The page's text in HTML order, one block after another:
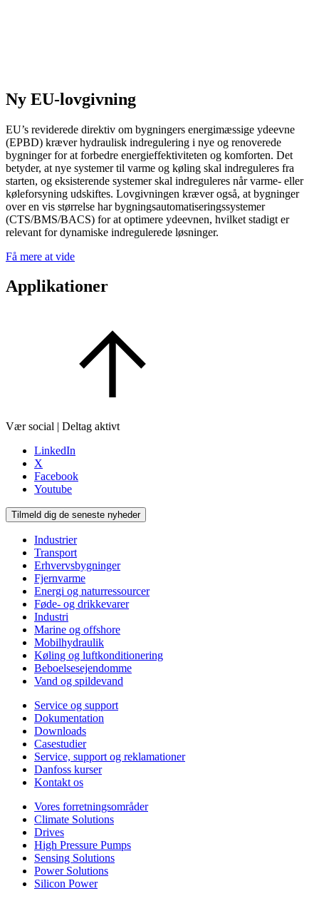
Ny EU-lovgivning
EU’s reviderede direktiv om bygningers energimæssige ydeevne
(EPBD) kræver hydraulisk indregulering i nye og renoverede
bygninger for at forbedre energieffektiviteten og komforten. Det
betyder, at nye systemer til varme og køling skal indreguleres fra
starten, og eksisterende systemer skal indreguleres når varme- eller
køleforsyning udskiftes. Lovgivningen kræver også, at bygninger
over en vis størrelse har bygningsautomatiseringssystemer
(CTS/BMS/BACS) for at optimere ydeevnen, hvilket stadigt er
relevant for dynamiske indregulerede løsninger.
Få mere at vide
Applikationer
Vær social | Deltag aktivt
LinkedIn
X
Facebook
Youtube
Tilmeld dig de seneste nyheder
Industrier
Transport
Erhvervsbygninger
Fjernvarme
Energi og naturressourcer
Føde- og drikkevarer
Industri
Marine og offshore
Mobilhydraulik
Køling og luftkonditionering
Beboelsesejendomme
Vand og spildevand
Service og support
Dokumentation
Downloads
Casestudier
Service, support og reklamationer
Danfoss kurser
Kontakt os
Vores forretningsområder
Climate Solutions
Drives
High Pressure Pumps
Sensing Solutions
Power Solutions
Silicon Power